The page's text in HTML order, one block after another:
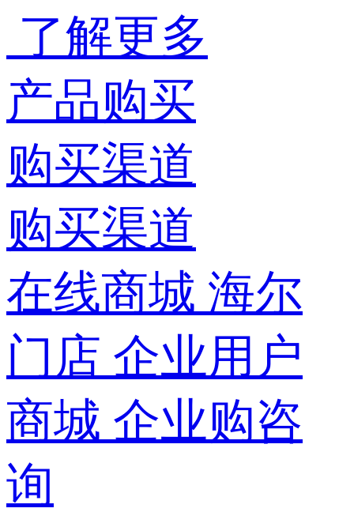
了解更多
产品购买
购买渠道
购买渠道
在线商城 海尔
门店 企业用户
商城 企业购咨
询